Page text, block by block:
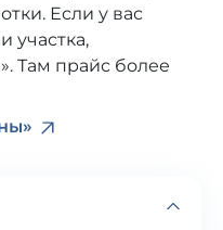
Если у вас
участка,
Там прайс более